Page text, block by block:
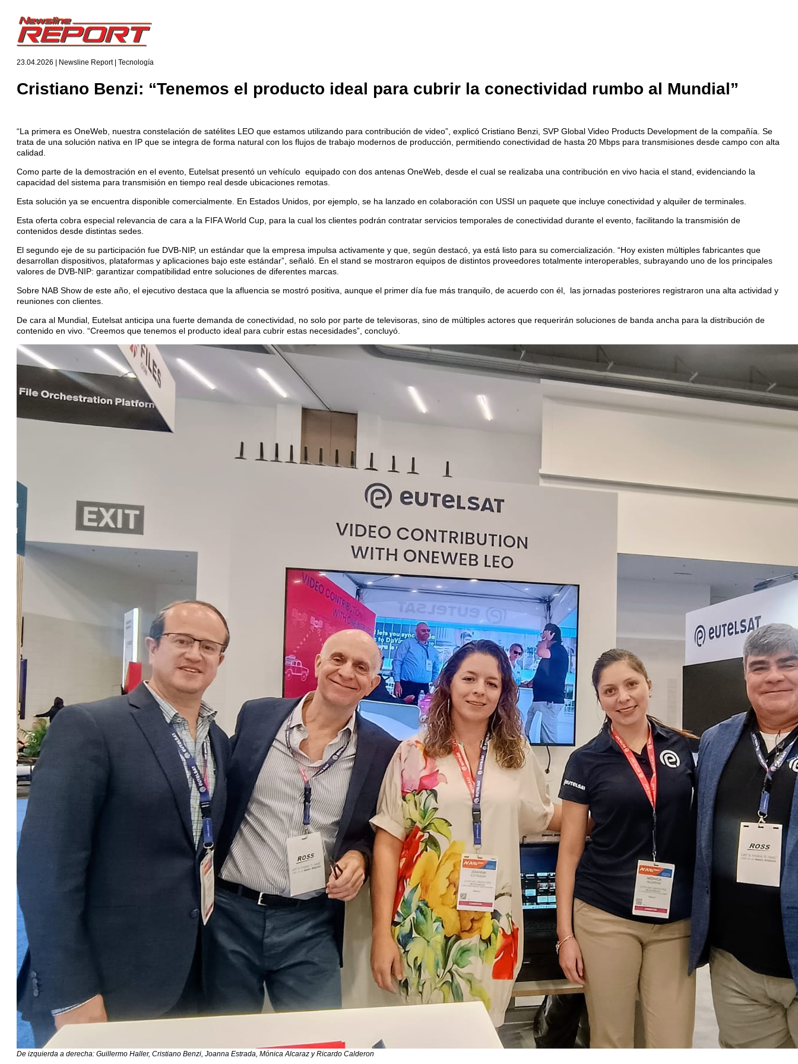
23.04.2026 | Newsline Report | Tecnología
Cristiano Benzi: “Tenemos el producto ideal para cubrir la conectividad rumbo al Mundial”
“La primera es OneWeb, nuestra constelación de satélites LEO que estamos utilizando para contribución de video”, explicó Cristiano Benzi, SVP Global Video Products Development de la compañía. Se
trata de una solución nativa en IP que se integra de forma natural con los flujos de trabajo modernos de producción, permitiendo conectividad de hasta 20 Mbps para transmisiones desde campo con alta
calidad.
Como parte de la demostración en el evento, Eutelsat presentó un vehículo equipado con dos antenas OneWeb, desde el cual se realizaba una contribución en vivo hacia el stand, evidenciando la
capacidad del sistema para transmisión en tiempo real desde ubicaciones remotas.
Esta solución ya se encuentra disponible comercialmente. En Estados Unidos, por ejemplo, se ha lanzado en colaboración con USSI un paquete que incluye conectividad y alquiler de terminales.
Esta oferta cobra especial relevancia de cara a la FIFA World Cup, para la cual los clientes podrán contratar servicios temporales de conectividad durante el evento, facilitando la transmisión de
contenidos desde distintas sedes.
El segundo eje de su participación fue DVB-NIP, un estándar que la empresa impulsa activamente y que, según destacó, ya está listo para su comercialización. “Hoy existen múltiples fabricantes que
desarrollan dispositivos, plataformas y aplicaciones bajo este estándar”, señaló. En el stand se mostraron equipos de distintos proveedores totalmente interoperables, subrayando uno de los principales
valores de DVB-NIP: garantizar compatibilidad entre soluciones de diferentes marcas.
Sobre NAB Show de este año, el ejecutivo destaca que la afluencia se mostró positiva, aunque el primer día fue más tranquilo, de acuerdo con él, las jornadas posteriores registraron una alta actividad y
reuniones con clientes.
De cara al Mundial, Eutelsat anticipa una fuerte demanda de conectividad, no solo por parte de televisoras, sino de múltiples actores que requerirán soluciones de banda ancha para la distribución de
contenido en vivo. “Creemos que tenemos el producto ideal para cubrir estas necesidades”, concluyó.
De izquierda a derecha: Guillermo Haller, Cristiano Benzi, Joanna Estrada, Mónica Alcaraz y Ricardo Calderon